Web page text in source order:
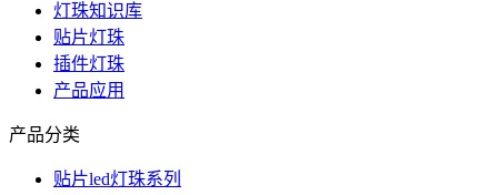
灯珠知识库
贴片灯珠
插件灯珠
产品应用
产品分类
贴片led灯珠系列